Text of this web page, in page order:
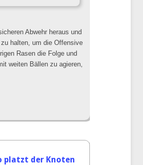
Abwehr heraus und
halten, um die Offensive
Rasen die Folge und
weiten Bällen zu agieren,
platzt der Knoten